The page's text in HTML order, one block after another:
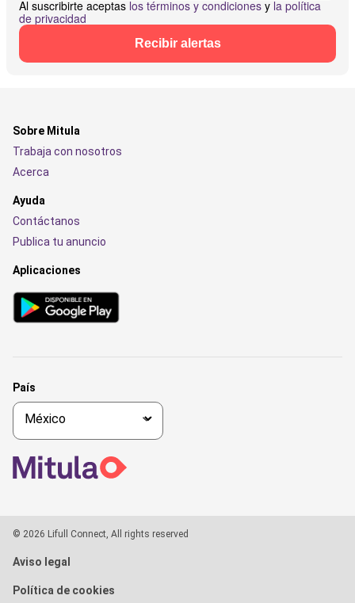
Al suscribirte aceptas los términos y condiciones y la política
de privacidad
Recibir alertas
Sobre Mitula
Trabaja con nosotros
Acerca
Ayuda
Contáctanos
Publica tu anuncio
Aplicaciones
País
© 2026 Lifull Connect, All rights reserved
Aviso legal
Política de cookies